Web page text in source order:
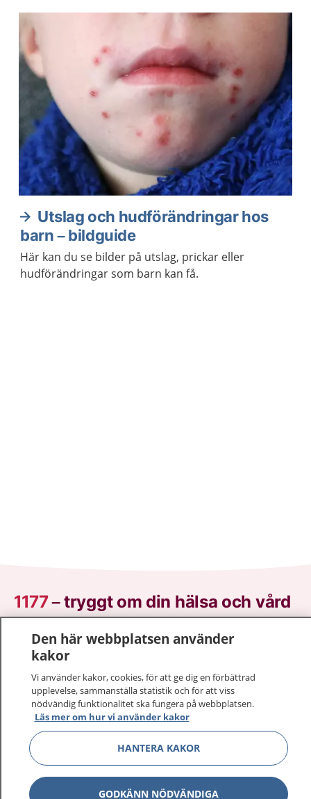
Aktuella artiklar
Utslag och hudförändringar hos
barn – bildguide
Här kan du se bilder på utslag, prickar eller
hudförändringar som barn kan få.
1177–tryggt om din hälsa och vård
På 1177.se får du råd om hälsa och information om
sjukdomar och vilka mottagningar du kan kontakta.
vårdärenden. Ring telefonnummer 1177 för
sjukvårdsrådgivning dygnet runt.
1177 ger dig råd när du vill må bättre.
Den här webbplatsen använder
kakor
Vi använder kakor, cookies, för att ge dig en förbättrad
upplevelse, sammanställa statistik och för att viss
nödvändig funktionalitet ska fungera på webbplatsen.
Läs mer om hur vi använder kakor
HANTERA KAKOR
GODKÄNN NÖDVÄNDIGA